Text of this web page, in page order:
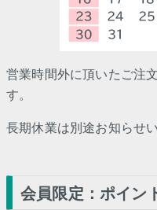
営業時間外に頂いたご注
す。
長期休業は別途お知らせい
会員限定：ポイン